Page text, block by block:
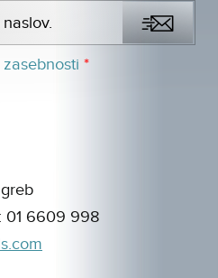
*
01 6609 998